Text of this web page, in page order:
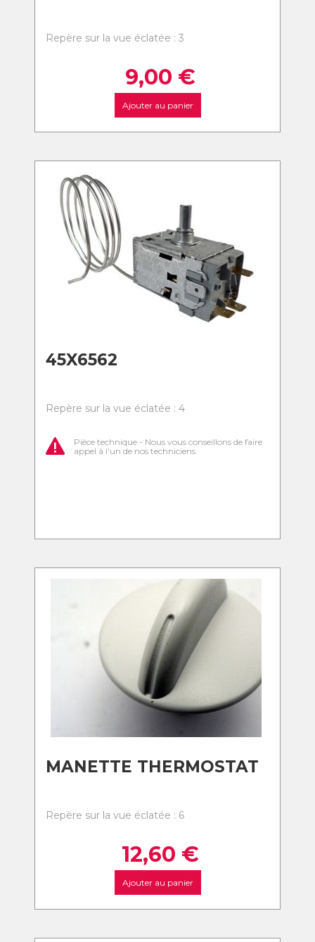
Repère sur la vue éclatée : 3
9,00 €
Ajouter au panier
45X6562
Repère sur la vue éclatée : 4
Pièce technique - Nous vous conseillons de faire
appel à l'un de nos techniciens
MANETTE THERMOSTAT
Repère sur la vue éclatée : 6
12,60 €
Ajouter au panier